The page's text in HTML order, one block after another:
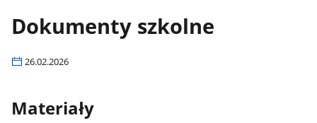
Dokumenty szkolne
26.02.2026
Materiały